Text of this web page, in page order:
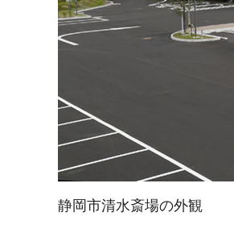
静岡市清水斎場の外観